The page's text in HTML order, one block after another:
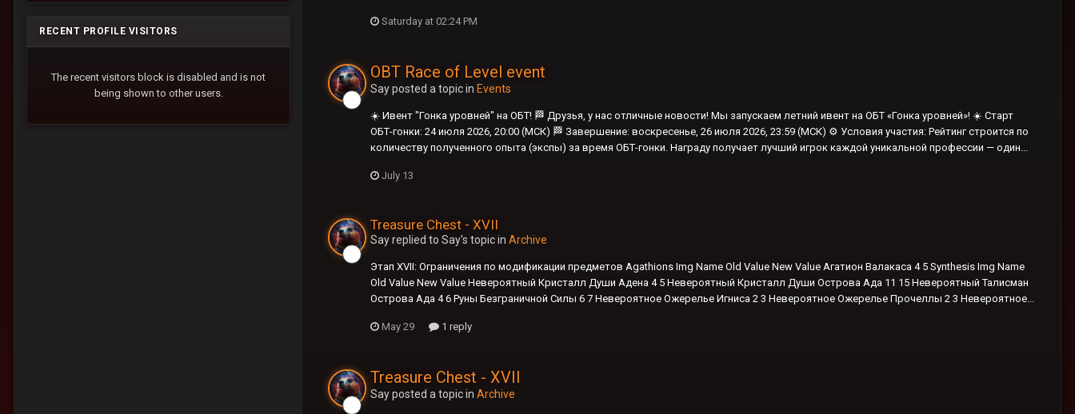
RECENT PROFILE VISITORS
The recent visitors block is disabled and is not
being shown to other users.
Saturday at 02:24 PM
OBT Race of Level event
Say posted a topic in Events
☀️ Ивент "Гонка уровней" на ОБТ! 🏁 Друзья, у нас отличные новости! Мы запускаем летний ивент на ОБТ «Гонка уровней»! ☀️ Старт
ОБТ-гонки: 24 июля 2026, 20:00 (МСК) 🏁 Завершение: воскресенье, 26 июля 2026, 23:59 (МСК) ⚙️ Условия участия: Рейтинг строится по
количеству полученного опыта (экспы) за время ОБТ-гонки. Награду получает лучший игрок каждой уникальной профессии — один...
July 13
Treasure Chest - XVII
Say replied to Say's topic in Archive
Этап XVII: Ограничения по модификации предметов Agathions Img Name Old Value New Value Агатион Валакаса 4 5 Synthesis Img Name
Old Value New Value Невероятный Кристалл Души Адена 4 5 Невероятный Кристалл Души Острова Ада 11 15 Невероятный Талисман
Острова Ада 4 6 Руны Безграничной Силы 6 7 Невероятное Ожерелье Игниса 2 3 Невероятное Ожерелье Прочеллы 2 3 Невероятное...
May 29 1 reply
Treasure Chest - XVII
Say posted a topic in Archive